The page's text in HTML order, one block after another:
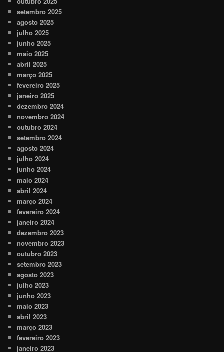
setembro 2025
agosto 2025
julho 2025
junho 2025
maio 2025
abril 2025
março 2025
fevereiro 2025
janeiro 2025
dezembro 2024
novembro 2024
outubro 2024
setembro 2024
agosto 2024
julho 2024
junho 2024
maio 2024
abril 2024
março 2024
fevereiro 2024
janeiro 2024
dezembro 2023
novembro 2023
outubro 2023
setembro 2023
agosto 2023
julho 2023
junho 2023
maio 2023
abril 2023
março 2023
fevereiro 2023
janeiro 2023